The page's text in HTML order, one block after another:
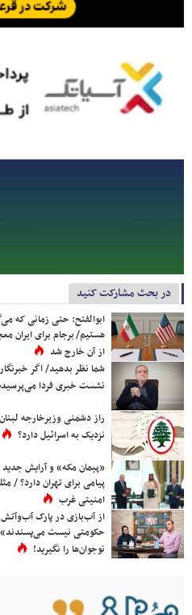
در بحث مشارکت کنید
ابوالفتح: حتی زمانی که
هستیم/ برجام برای ایران
از آن خارج شد
شما نظر بدهید/ اگر
نشست خبری فردا
راز دشمنی وزیرخارجه
نزدیک به اسرائیل دارد؟
«پیمان مکه» و آرایش
پیامی برای تهران دارد؟ /
امنیتی غرب
از آب‌بازی در پارک آب‌وآتش
حکومتی نیست
نوجوان‌ها را نگیرید!